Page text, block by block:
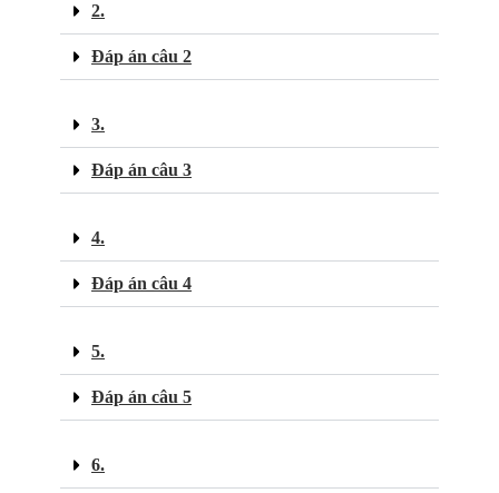
2.
Đáp án câu 2
3.
Đáp án câu 3
4.
Đáp án câu 4
5.
Đáp án câu 5
6.